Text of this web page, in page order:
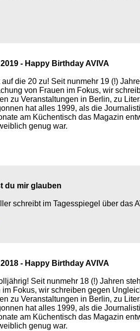
- Happy Birthday AVIVA
auf die 20 zu! Seit nunmehr 19 (!)
von Frauen im Fokus, wir
zu Veranstaltungen in Berlin, zu
hat alles 1999, als die
am Küchentisch das Magazin
genug war.
du mir glauben
schreibt im Tagesspiegel über das
- Happy Birthday AVIVA
Seit nunmehr 18 (!) Jahren
im Fokus, wir schreiben gegen
zu Veranstaltungen in Berlin, zu
hat alles 1999, als die
am Küchentisch das Magazin
genug war.